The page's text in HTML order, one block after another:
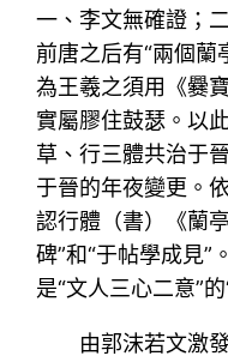
一、李文無確證；
前唐之后有“兩個蘭
為王羲之須用《爨
實屬膠住鼓瑟。以
草、行三體共治于
于晉的年夜變更。
認行體（書）《蘭
碑”和“于帖學成見”
是“文人三心二意”的
由郭沫若文激